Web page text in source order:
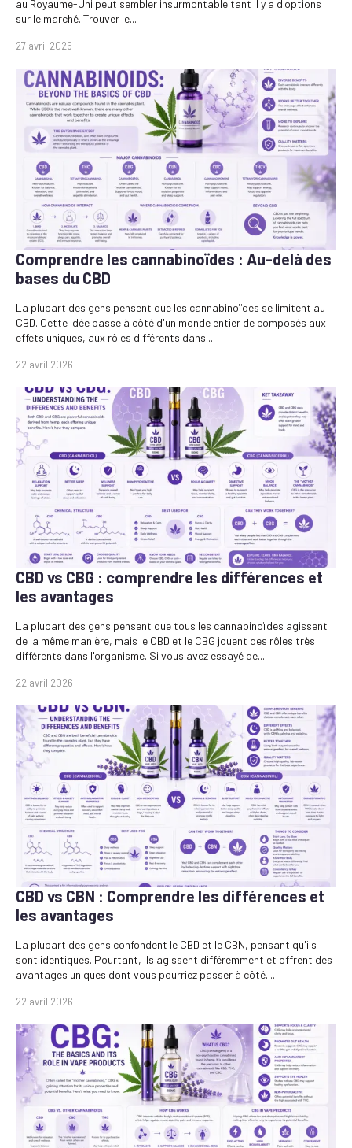
27 avril 2026
au Royaume-Uni peut sembler insurmontable tant il y a d'options
sur le marché. Trouver le...
Comprendre les cannabinoïdes : Au-delà des
bases du CBD
22 avril 2026
La plupart des gens pensent que les cannabinoïdes se limitent au
CBD. Cette idée passe à côté d'un monde entier de composés aux
effets uniques, aux rôles différents dans...
CBD vs CBG : comprendre les différences et
les avantages
22 avril 2026
La plupart des gens pensent que tous les cannabinoïdes agissent
de la même manière, mais le CBD et le CBG jouent des rôles très
différents dans l'organisme. Si vous avez essayé de...
CBD vs CBN : Comprendre les différences et
les avantages
22 avril 2026
La plupart des gens confondent le CBD et le CBN, pensant qu'ils
sont identiques. Pourtant, ils agissent différemment et offrent des
avantages uniques dont vous pourriez passer à côté....